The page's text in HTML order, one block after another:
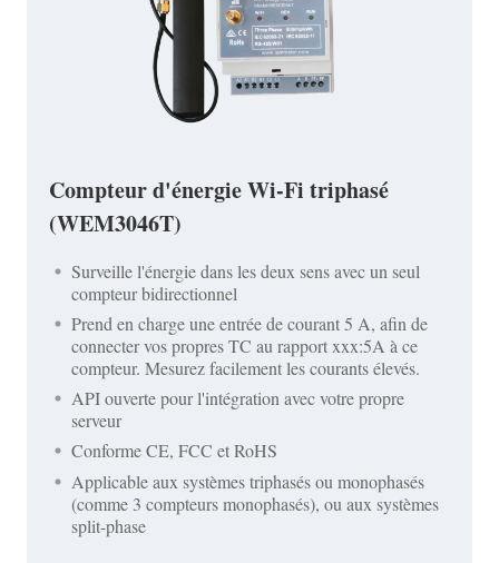
Compteur d'énergie Wi-Fi triphasé
(WEM3046T)
Surveille l'énergie dans les deux sens avec un seul
compteur bidirectionnel
Prend en charge une entrée de courant 5 A, afin de
connecter vos propres TC au rapport xxx:5A à ce
compteur. Mesurez facilement les courants élevés.
API ouverte pour l'intégration avec votre propre
serveur
Conforme CE, FCC et RoHS
Applicable aux systèmes triphasés ou monophasés
(comme 3 compteurs monophasés), ou aux systèmes
split-phase